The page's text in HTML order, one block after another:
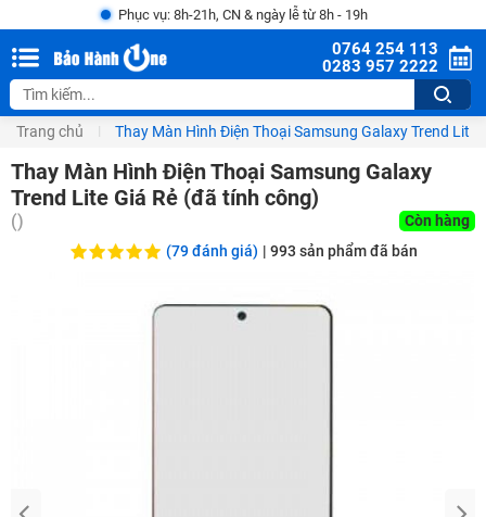
Phục vụ: 8h-21h, CN & ngày lễ từ 8h - 19h
0764 254 113
0283 957 2222
Trang chủ Thay Màn Hình Điện Thoại Samsung Galaxy Trend Lite
Thay Màn Hình Điện Thoại Samsung Galaxy
Trend Lite Giá Rẻ (đã tính công)
()
Còn hàng
(79 đánh giá) | 993 sản phẩm đã bán